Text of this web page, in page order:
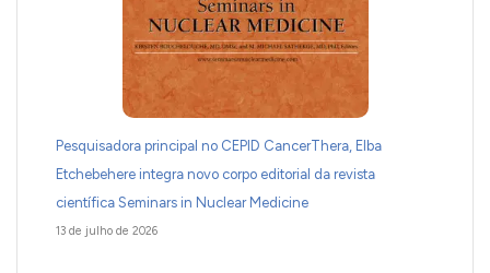
Pesquisadora principal no CEPID CancerThera, Elba
Etchebehere integra novo corpo editorial da revista
científica Seminars in Nuclear Medicine
13 de julho de 2026